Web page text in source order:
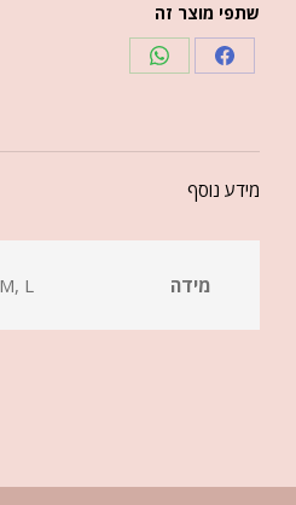
שתפי מוצר זה
מידע נוסף
מידה L